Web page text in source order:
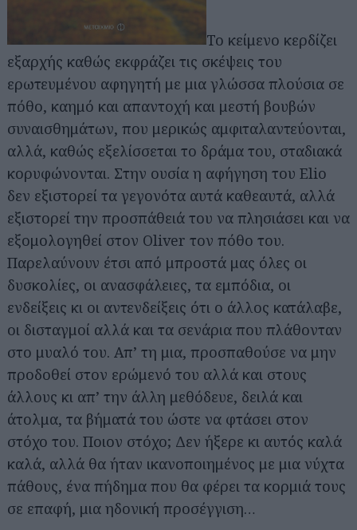
Το κείμενο κερδίζει
εξαρχής καθώς εκφράζει τις σκέψεις του
ερωτευμένου αφηγητή με μια γλώσσα πλούσια σε
πόθο, καημό και απαντοχή και μεστή βουβών
συναισθημάτων, που μερικώς αμφιταλαντεύονται,
αλλά, καθώς εξελίσσεται το δράμα του, σταδιακά
κορυφώνονται. Στην ουσία η αφήγηση του Elio
δεν εξιστορεί τα γεγονότα αυτά καθεαυτά, αλλά
εξιστορεί την προσπάθειά του να πλησιάσει και να
εξομολογηθεί στον Oliver τον πόθο του.
Παρελαύνουν έτσι από μπροστά μας όλες οι
δυσκολίες, οι ανασφάλειες, τα εμπόδια, οι
ενδείξεις κι οι αντενδείξεις ότι ο άλλος κατάλαβε,
οι δισταγμοί αλλά και τα σενάρια που πλάθονταν
στο μυαλό του. Απ’ τη μια, προσπαθούσε να μην
προδοθεί στον ερώμενό του αλλά και στους
άλλους κι απ’ την άλλη μεθόδευε, δειλά και
άτολμα, τα βήματά του ώστε να φτάσει στον
στόχο του. Ποιον στόχο; Δεν ήξερε κι αυτός καλά
καλά, αλλά θα ήταν ικανοποιημένος με μια νύχτα
πάθους, ένα πήδημα που θα φέρει τα κορμιά τους
σε επαφή, μια ηδονική προσέγγιση…